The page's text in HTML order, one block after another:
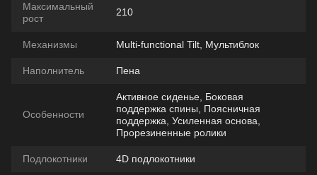
Максимальный
рост
210
Механизмы Multi-functional Tilt, Мультиблок
Наполнитель Пена
Особенности
Активное сиденье, Боковая
поддержка спины, Поясничная
поддержка, Усиленная основа,
Прорезиненные ролики
Подлокотники 4D подлокотники